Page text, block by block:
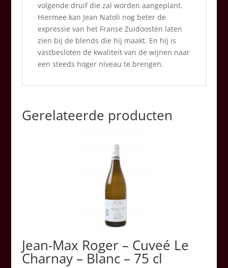
volgende druif die zal worden aangeplant.
Hiermee kan Jean Natoli nog beter de
expressie van het Franse Zuidoosten laten
zien bij de blends die hij maakt. En hij is
vastbesloten de kwaliteit van de wijnen naar
een steeds hoger niveau te brengen.
Gerelateerde producten
Jean-Max Roger – Cuveé Le
Charnay – Blanc – 75 cl